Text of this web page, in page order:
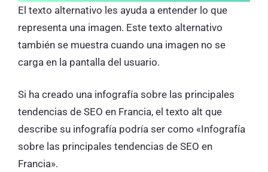
El texto alternativo les ayuda a entender lo que
representa una imagen. Este texto alternativo
también se muestra cuando una imagen no se
carga en la pantalla del usuario.
Si ha creado una infografía sobre las principales
tendencias de SEO en Francia, el texto alt que
describe su infografía podría ser como «Infografía
sobre las principales tendencias de SEO en
Francia».